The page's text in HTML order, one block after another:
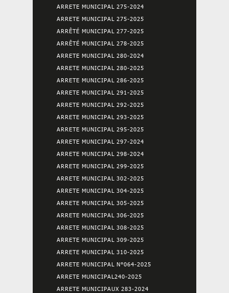
ARRETE MUNICIPAL 275-2024
ARRETE MUNICIPAL 275-2025
ARRÊTÉ MUNICIPAL 277-2025
ARRÊTÉ MUNICIPAL 278-2025
ARRETE MUNICIPAL 280-2024
ARRETE MUNICIPAL 280-2025
ARRETE MUNICIPAL 286-2025
ARRETE MUNICIPAL 291-2025
ARRETE MUNICIPAL 292-2025
ARRETE MUNICIPAL 293-2025
ARRETE MUNICIPAL 295-2025
ARRETE MUNICIPAL 297-2024
ARRETE MUNICIPAL 298-2024
ARRETE MUNICIPAL 299-2025
ARRETE MUNICIPAL 302-2025
ARRETE MUNICIPAL 304-2025
ARRETE MUNICIPAL 305-2025
ARRETE MUNICIPAL 306-2025
ARRETE MUNICIPAL 308-2025
ARRETE MUNICIPAL 309-2025
ARRETE MUNICIPAL 310-2025
ARRETE MUNICIPAL N°064-2025
ARRETE MUNICIPAL240-2025
ARRETE MUNICIPAUX 283-2024